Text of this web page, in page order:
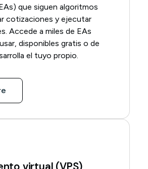
que siguen algoritmos
cotizaciones y ejecutar
Accede a miles de EAs
disponibles gratis o de
el tuyo propio.
virtual (VPS)